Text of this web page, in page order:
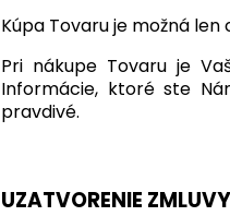
Kúpa Tovaru je možná
Pri nákupe Tovaru je
Informácie, ktoré ste
pravdivé.
UZATVORENIE ZMLUVY